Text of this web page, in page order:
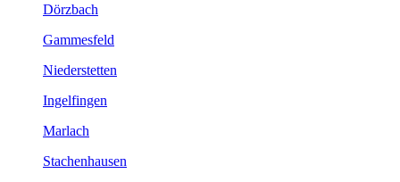
Dörzbach
Gammesfeld
Niederstetten
Ingelfingen
Marlach
Stachenhausen